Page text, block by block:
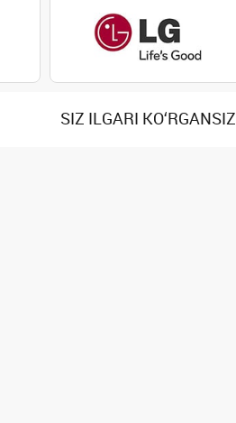
SIZ ILGARI KO‘RGANSIZ